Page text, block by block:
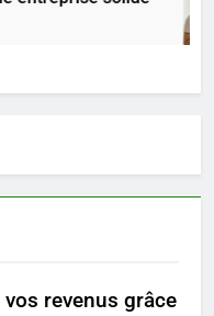
revenus grâce